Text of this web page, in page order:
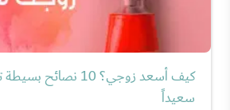
كيف أسعد زوجي؟ 10
سعيداً